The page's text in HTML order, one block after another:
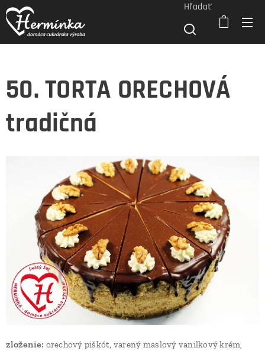
Hľadať
50. TORTA ORECHOVÁ
tradičná
zloženie: orechový piškót, varený maslový vanilkový krém,